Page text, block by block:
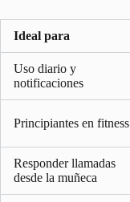
Ideal para
Uso diario y
notificaciones
Principiantes en fitness
Responder llamadas
desde la muñeca